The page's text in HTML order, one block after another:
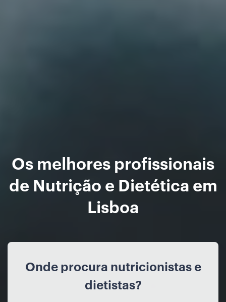
Os melhores profissionais
de Nutrição e Dietética em
Lisboa
Onde procura nutricionistas e
dietistas?